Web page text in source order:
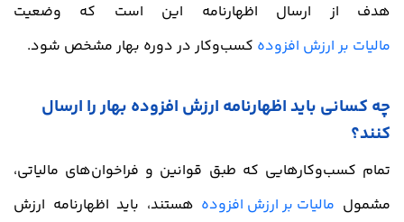
هدف از ارسال اظهارنامه این است که وضعیت
مالیات بر ارزش افزوده کسب‌وکار در دوره بهار مشخص شود.
چه کسانی باید اظهارنامه ارزش افزوده بهار را ارسال
کنند؟
تمام کسب‌وکارهایی که طبق قوانین و فراخوان‌های مالیاتی،
مشمول مالیات بر ارزش افزوده هستند، باید اظهارنامه ارزش